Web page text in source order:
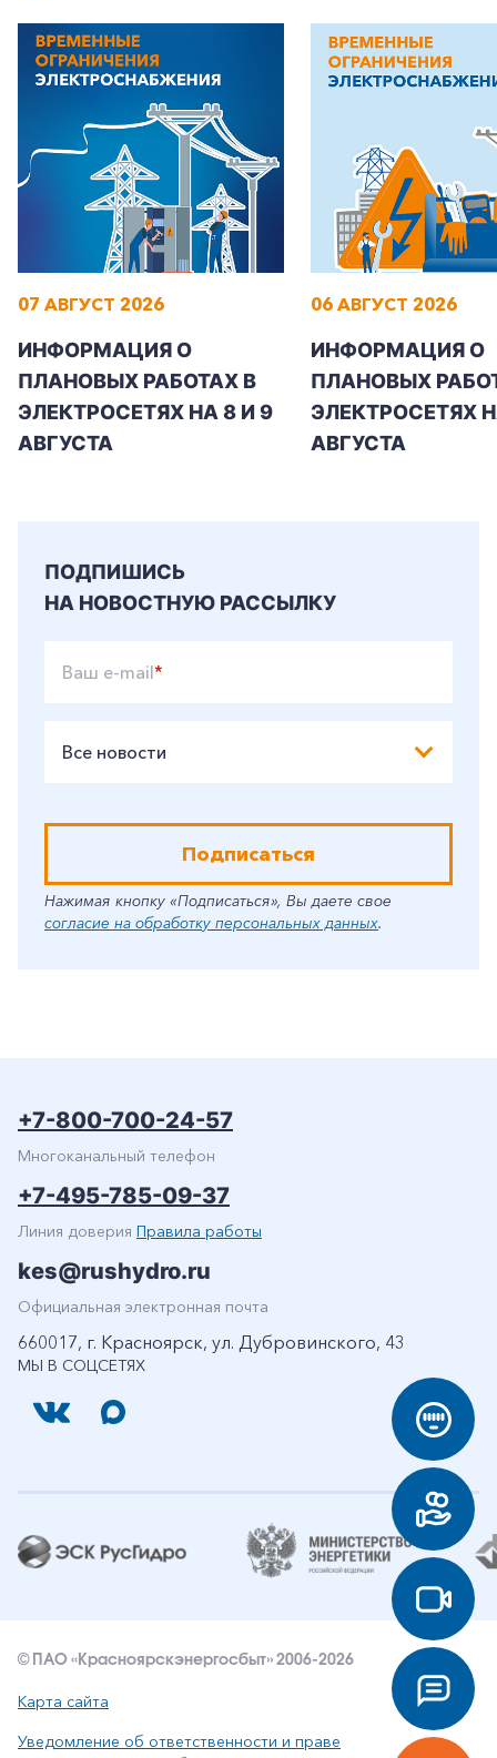
+7-800-700-24-57
Частным клиентам
Корпоративным клиентам
07 АВГУСТ 2026
ИНФОРМАЦИЯ О
ПЛАНОВЫХ РАБОТАХ В
ЭЛЕКТРОСЕТЯХ НА 8 И 9
АВГУСТА
06 АВГУСТ 2026
ИНФОРМАЦИЯ О
ПЛАНОВЫХ
ЭЛЕКТРОСЕТЯХ
АВГУСТА
ПОДПИШИСЬ
НА НОВОСТНУЮ РАССЫЛКУ
Ваш e-mail*
Все новости
Подписаться
Нажимая кнопку «Подписаться», Вы даете свое
согласие на обработку персональных данных.
МЫ В СОЦСЕТЯХ
+7-800-700-24-57
Многоканальный телефон
+7-495-785-09-37
Линия доверия Правила работы
kes@rushydro.ru
Официальная электронная почта
660017, г. Красноярск, ул. Дубровинского, 43
© ПАО «Красноярскэнергосбыт» 2006-2026
Карта сайта
Уведомление об ответственности и праве